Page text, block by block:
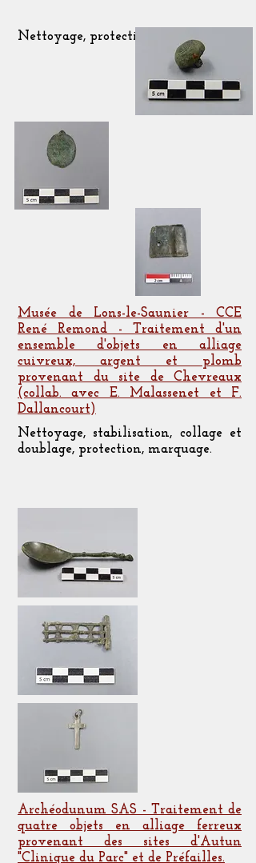
Nettoyage, protection, marquage.
Musée de Lons-le-Saunier - CCE
René Remond - Traitement d'un
ensemble d'objets en alliage
cuivreux, argent et plomb
provenant du site de Chevreaux
(collab. avec E. Malassenet et F.
Dallancourt)
Nettoyage, stabilisation, collage et
doublage, protection, marquage.
Archéodunum SAS - Traitement de
quatre objets en alliage ferreux
provenant des sites d'Autun
"Clinique du Parc" et de Préfailles.